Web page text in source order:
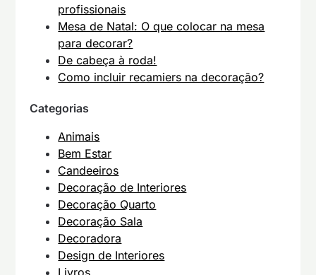
profissionais
Mesa de Natal: O que colocar na mesa
para decorar?
De cabeça à roda!
Como incluir recamiers na decoração?
Categorias
Animais
Bem Estar
Candeeiros
Decoração de Interiores
Decoração Quarto
Decoração Sala
Decoradora
Design de Interiores
Livros